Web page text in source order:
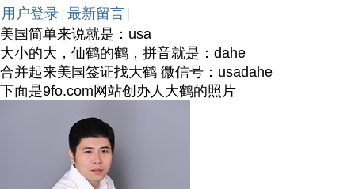
用户登录 最新留言
美国简单来说就是：usa
大小的大，仙鹤的鹤，拼音就是：dahe
合并起来美国签证找大鹤 微信号：usadahe
下面是9fo.com网站创办人大鹤的照片